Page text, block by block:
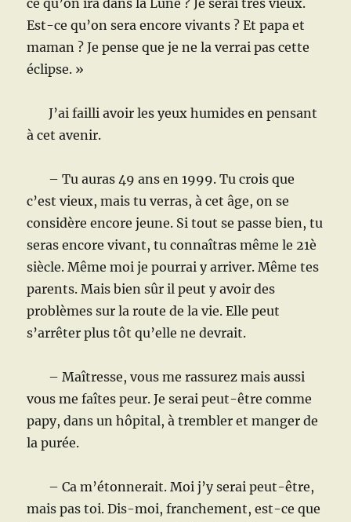
ce qu’on ira dans la Lune ? Je serai très vieux.
Est-ce qu’on sera encore vivants ? Et papa et
maman ? Je pense que je ne la verrai pas cette
éclipse. »
J’ai failli avoir les yeux humides en pensant
à cet avenir.
– Tu auras 49 ans en 1999. Tu crois que
c’est vieux, mais tu verras, à cet âge, on se
considère encore jeune. Si tout se passe bien, tu
seras encore vivant, tu connaîtras même le 21è
siècle. Même moi je pourrai y arriver. Même tes
parents. Mais bien sûr il peut y avoir des
problèmes sur la route de la vie. Elle peut
s’arrêter plus tôt qu’elle ne devrait.
– Maîtresse, vous me rassurez mais aussi
vous me faîtes peur. Je serai peut-être comme
papy, dans un hôpital, à trembler et manger de
la purée.
– Ca m’étonnerait. Moi j’y serai peut-être,
mais pas toi. Dis-moi, franchement, est-ce que